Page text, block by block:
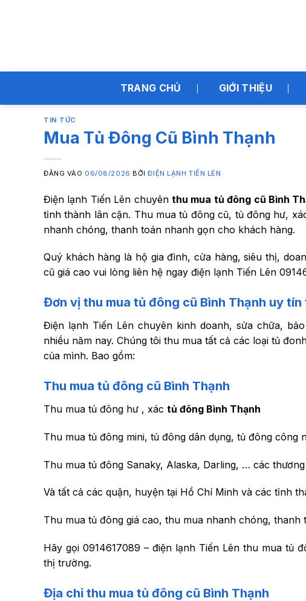
TRANG CHỦ GIỚI THIỆU
TIN TỨC
Mua Tủ Đông Cũ Bình Thạnh
ĐĂNG VÀO 06/08/2026 BỞIĐIỆN LẠNH TIẾN LÊN
Điện lạnh Tiến Lên chuyên thu mua tủ đông cũ Bình
tỉnh thành lân cận. Thu mua tủ đông cũ, tủ đông hư,
nhanh chóng, thanh toán nhanh gọn cho khách hàng.
Quý khách hàng là hộ gia đình, cửa hàng, siêu thị,
cũ giá cao vui lòng liên hệ ngay điện lạnh Tiến Lên
Đơn vị thu mua tủ đông cũ Bình Thạnh uy tín
Điện lạnh Tiến Lên chuyên kinh doanh, sửa chữa,
nhiều năm nay. Chúng tôi thu mua tất cả các loại tủ
của mình. Bao gồm:
Thu mua tủ đông cũ Bình Thạnh
Thu mua tủ đông hư , xác tủ đông Bình Thạnh
Thu mua tủ đông mini, tủ đông dân dụng, tủ đông công
Thu mua tủ đông Sanaky, Alaska, Darling, … các
Và tất cả các quận, huyện tại Hồ Chí Minh và các tỉnh
Thu mua tủ đông giá cao, thu mua nhanh chóng,
Hãy gọi 0914617089 – điện lạnh Tiến Lên thu mua tủ
thị trường.
Địa chỉ thu mua tủ đông cũ Bình Thạnh